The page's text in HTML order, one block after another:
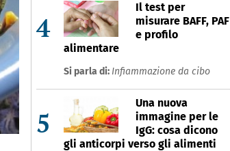
4
Il test per
misurare BAFF, PAF
e profilo
alimentare
Si parla di: Infiammazione da cibo
5
Una nuova
immagine per le
IgG: cosa dicono
gli anticorpi verso gli alimenti